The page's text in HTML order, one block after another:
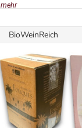
mehr
BioWeinReich